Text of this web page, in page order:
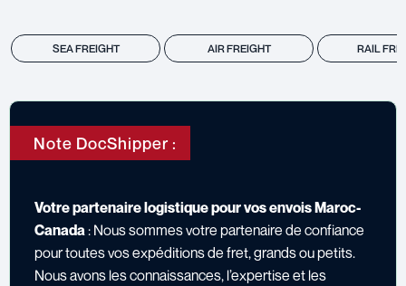
SEA FREIGHT AIR FREIGHT RAIL
Note DocShipper :
Votre partenaire logistique pour vos envois Maroc-
Canada: Nous sommes votre partenaire de confiance
pour toutes vos expéditions de fret, grands ou petits.
Nous avons les connaissances, l’expertise et les